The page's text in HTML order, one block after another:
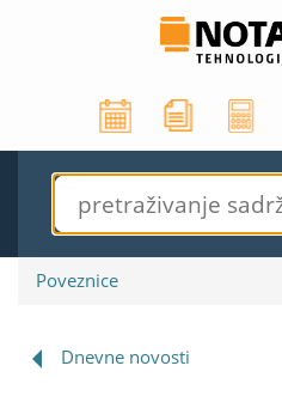
Poveznice
Dnevne novosti